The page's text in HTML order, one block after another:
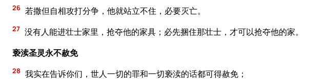
26 若撒但自相攻打分争，他就站立不住，必要灭亡。
27 没有人能进壮士家里，抢夺他的家具；必先捆住那壮士，才可以抢夺他的家。
亵渎圣灵永不赦免
28 我实在告诉你们，世人一切的罪和一切亵渎的话都可得赦免；